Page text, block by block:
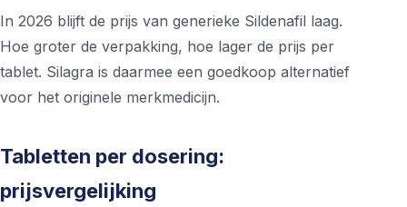
In 2026 blijft de prijs van generieke Sildenafil laag.
Hoe groter de verpakking, hoe lager de prijs per
tablet. Silagra is daarmee een goedkoop alternatief
voor het originele merkmedicijn.
Tabletten per dosering:
prijsvergelijking